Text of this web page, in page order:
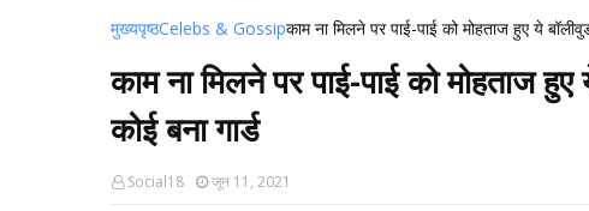
मुख्यपृष्ठCelebs & Gossipकाम ना मिलने पर पाई-पाई को मोहताज हुए ये
काम ना मिलने पर पाई-पाई को मोहताज
कोई बना गार्ड
Social18 जून 11, 2021